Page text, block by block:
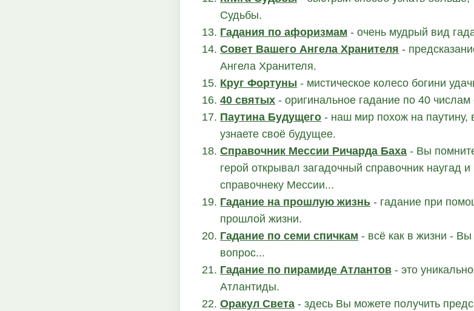
Судьбы.
Гадания по афоризмам - очень мудрый вид
Совет Вашего Ангела Хранителя -
Ангела Хранителя.
Круг Фортуны - мистическое колесо богини
40 святых - оригинальное гадание по 40
Паутина Будущего - наш мир похож на паутину,
узнаете своё будущее.
Справочник Мессии Ричарда Баха - Вы
герой открывал загадочный справочник наугад
справочнеку Мессии...
Гадание на прошлую жизнь - гадание при
прошлой жизни.
Гадание по семи спичкам - всё как в жизни - Вы
вопрос...
Гадание по пирамиде Атлантов - это
Атлантиды.
Оракул Света - здесь Вы можете получить